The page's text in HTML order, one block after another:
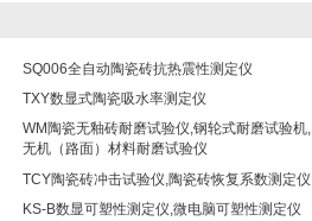
SQ006全自动陶瓷砖抗热震性测定仪
TXY数显式陶瓷吸水率测定仪
WM陶瓷无釉砖耐磨试验仪,钢轮式耐磨试验机,
无机（路面）材料耐磨试验仪
TCY陶瓷砖冲击试验仪,陶瓷砖恢复系数测定仪
KS-B数显可塑性测定仪,微电脑可塑性测定仪